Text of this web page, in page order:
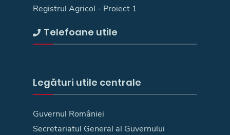
Registrul Agricol - Proiect 1
Telefoane utile
Legături utile centrale
Guvernul României
Secretariatul General al Guvernului